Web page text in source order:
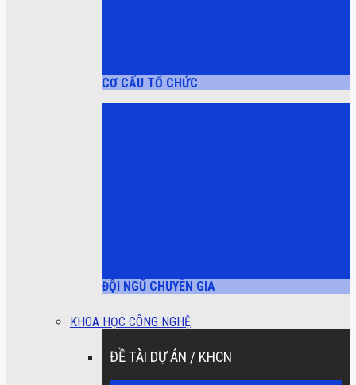
CƠ CẤU TỔ CHỨC
ĐỘI NGŨ CHUYÊN GIA
KHOA HỌC CÔNG NGHỆ
ĐỀ TÀI DỰ ÁN / KHCN